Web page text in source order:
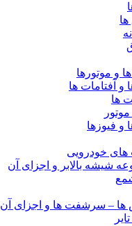
و موتورها
و آفتامات ها
ها
و فیوزها
های خودرویی
شیشه بالابر و اجزای آن
ها – سرشفت ها و اجزای آن